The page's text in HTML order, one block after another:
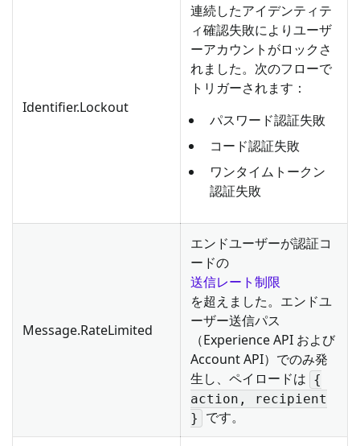
Identifier.Lockout
連続したアイデンティテ
ィ確認失敗によりユーザ
ーアカウントがロックさ
れました。次のフローで
トリガーされます：
パスワード認証失敗
コード認証失敗
ワンタイムトークン
認証失敗
Message.RateLimited
エンドユーザーが認証コ
ードの
送信レート制限
を超えました。エンドユ
ーザー送信パス
（Experience API および
Account API）でのみ発
生し、ペイロードは {
action, recipient
}
です。